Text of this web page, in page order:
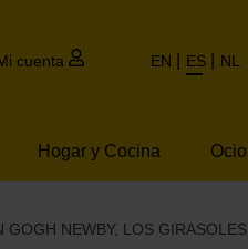
cuenta EN ES NL
Hogar y Cocina Ocio
GOGH NEWBY, LOS GIRASOLES